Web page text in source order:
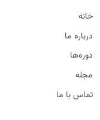
خانه
درباره ما
دوره‌ها
مجله
تماس با ما